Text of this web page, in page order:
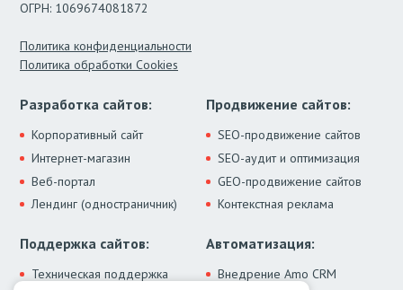
ОГРН: 1069674081872
Политика конфиденциальности
Политика обработки Cookies
Разработка сайтов:
Корпоративный сайт
Интернет-магазин
Веб-портал
Лендинг (одностраничник)
Продвижение сайтов:
SEO-продвижение сайтов
SEO-аудит и оптимизация
GEO-продвижение сайтов
Контекстная реклама
Поддержка сайтов:
Техническая поддержка
Автоматизация:
Внедрение Amo CRM